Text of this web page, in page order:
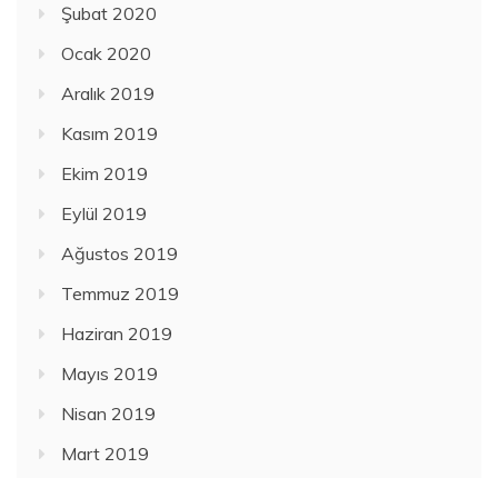
Şubat 2020
Ocak 2020
Aralık 2019
Kasım 2019
Ekim 2019
Eylül 2019
Ağustos 2019
Temmuz 2019
Haziran 2019
Mayıs 2019
Nisan 2019
Mart 2019